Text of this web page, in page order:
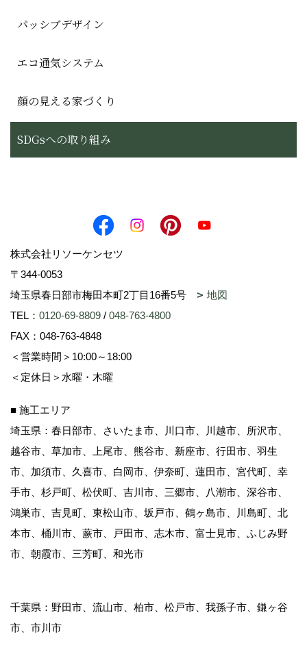
パッシブデザイン
エコ通気システム
顔の見える家づくり
SDGsへの取り組み
株式会社リソーケンセツ
〒344-0053
埼玉県春日部市梅田本町2丁目16番5号
地図
TEL： 0120-69-8809 / 048-763-4800
FAX：048-763-4848
＜営業時間＞10:00～18:00
＜定休日＞水曜・木曜
■ 施工エリア
埼玉県：春日部市、さいたま市、川口市、川越市、所沢市、
越谷市、草加市、上尾市、熊谷市、新座市、行田市、羽生
市、加須市、久喜市、白岡市、伊奈町、蓮田市、宮代町、幸
手市、杉戸町、松伏町、吉川市、三郷市、八潮市、深谷市、
鴻巣市、吉見町、東松山市、坂戸市、鶴ヶ島市、川島町、北
本市、桶川市、蕨市、戸田市、志木市、富士見市、ふじみ野
市、朝霞市、三芳町、和光市
千葉県：野田市、流山市、柏市、松戸市、我孫子市、鎌ヶ谷
市、市川市